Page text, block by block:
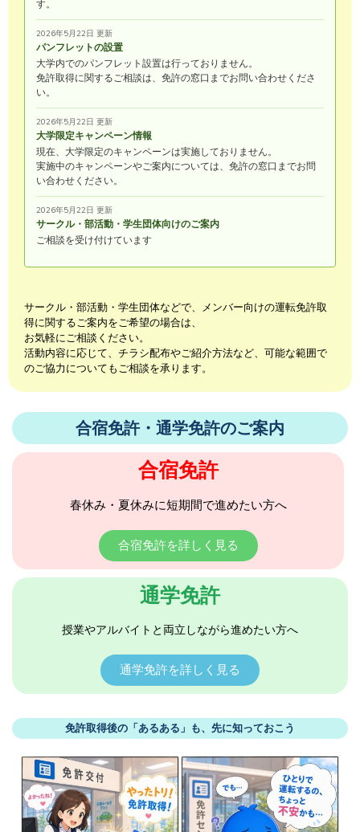
す。
2026年5月22日 更新
パンフレットの設置
大学内でのパンフレット設置は行っておりません。
免許取得に関するご相談は、免許の窓口までお問い合わせくださ
い。
2026年5月22日 更新
大学限定キャンペーン情報
現在、大学限定のキャンペーンは実施しておりません。
実施中のキャンペーンやご案内については、免許の窓口までお問
い合わせください。
2026年5月22日 更新
サークル・部活動・学生団体向けのご案内
ご相談を受け付けています
サークル・部活動・学生団体などで、メンバー向けの運転免許取
得に関するご案内をご希望の場合は、
お気軽にご相談ください。
活動内容に応じて、チラシ配布やご紹介方法など、可能な範囲で
のご協力についてもご相談を承ります。
合宿免許・通学免許のご案内
合宿免許
春休み・夏休みに短期間で進めたい方へ
合宿免許を詳しく見る
通学免許
授業やアルバイトと両立しながら進めたい方へ
通学免許を詳しく見る
免許取得後の「あるある」も、先に知っておこう